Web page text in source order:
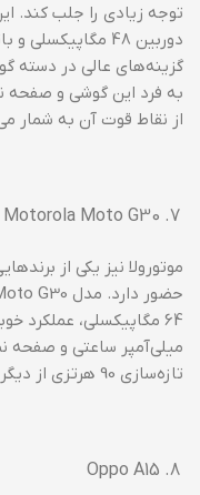
گزینه‌های عالی در دسته
از نقاط قوت آن به شمار
Motorola Moto G30
موتورولا نیز یکی از
تازه‌سازی 90 هرتزی از دیگر ویژگی‌های این گوشی هستند.
Oppo A15